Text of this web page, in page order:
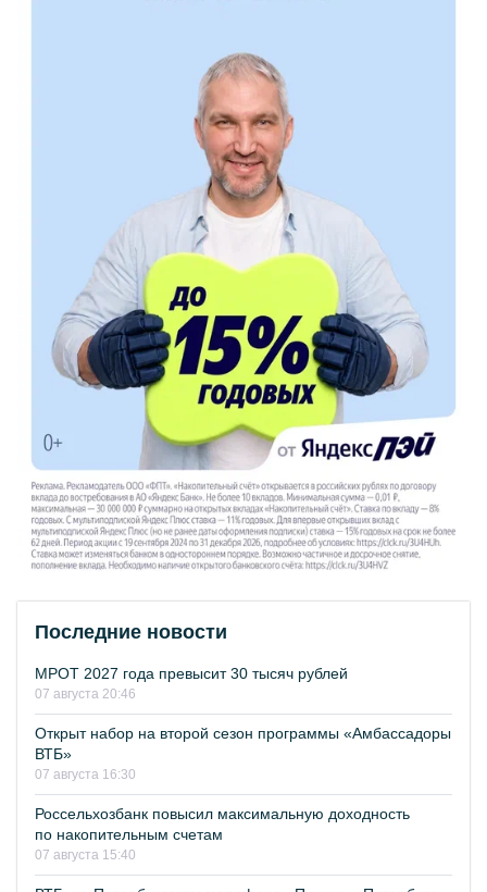
Последние новости
МРОТ 2027 года превысит 30 тысяч рублей
07 августа 20:46
Открыт набор на второй сезон программы «Амбассадоры
ВТБ»
07 августа 16:30
Россельхозбанк повысил максимальную доходность
по накопительным счетам
07 августа 15:40